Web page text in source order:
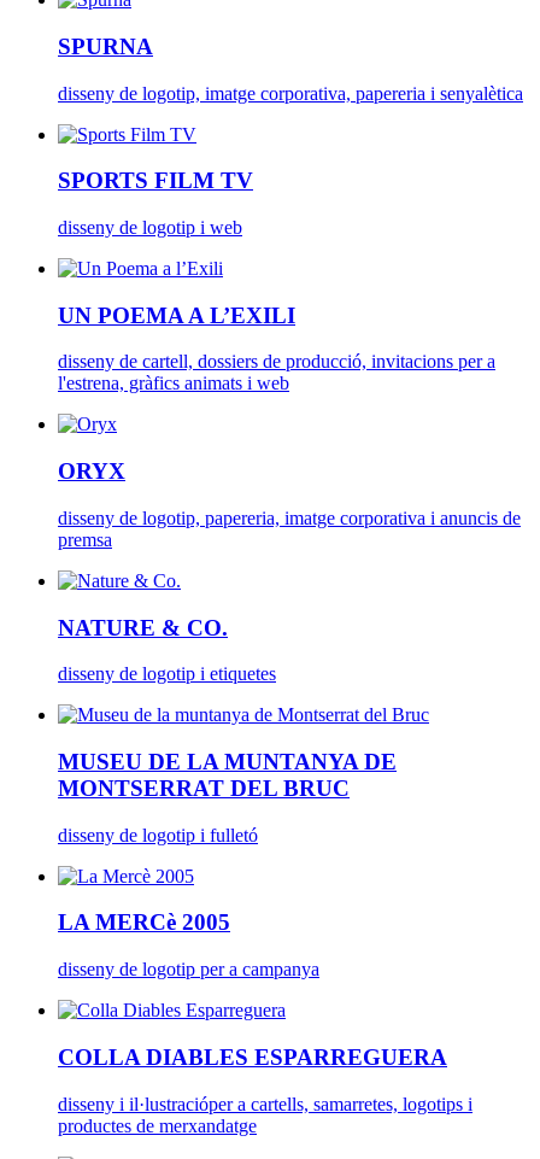
SPURNA
disseny de logotip, imatge corporativa, papereria i senyalètica
SPORTS FILM TV
disseny de logotip i web
UN POEMA A L’EXILI
disseny de cartell, dossiers de producció, invitacions per a
l'estrena, gràfics animats i web
ORYX
disseny de logotip, papereria, imatge corporativa i anuncis de
premsa
NATURE & CO.
disseny de logotip i etiquetes
MUSEU DE LA MUNTANYA DE
MONTSERRAT DEL BRUC
disseny de logotip i fulletó
LA MERCè 2005
disseny de logotip per a campanya
COLLA DIABLES ESPARREGUERA
disseny i il·lustracióper a cartells, samarretes, logotips i
productes de merxandatge